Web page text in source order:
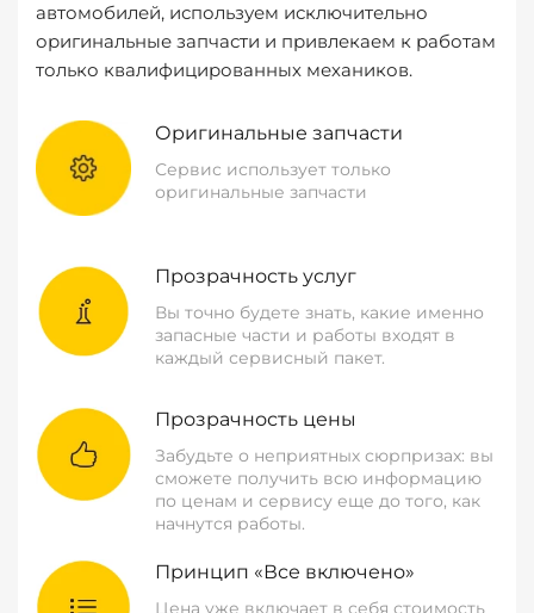
автомобилей, используем исключительно
оригинальные запчасти и привлекаем к работам
только квалифицированных механиков.
Оригинальные запчасти
Сервис использует только
оригинальные запчасти
Прозрачность услуг
Вы точно будете знать, какие именно
запасные части и работы входят в
каждый сервисный пакет.
Прозрачность цены
Забудьте о неприятных сюрпризах: вы
сможете получить всю информацию
по ценам и сервису еще до того, как
начнутся работы.
Принцип «Все включено»
Цена уже включает в себя стоимость